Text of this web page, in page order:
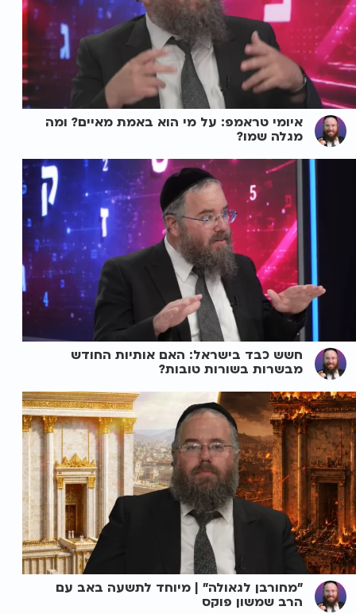
איומי טראמפ: על מי הוא באמת מאיים? ומה
מגלה שמו?
חשש כבד בישראל: האם אותיות החודש
מבשרות בשורות טובות?
"מחורבן לגאולה" | מיוחד לתשעה באב עם
הרב שמשון פוקס